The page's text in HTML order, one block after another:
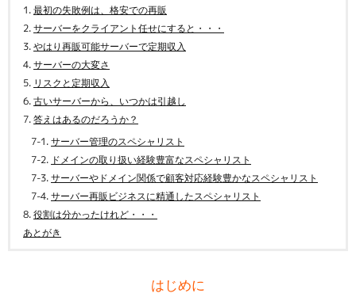
最初の失敗例は、格安での再販
サーバーをクライアント任せにすると・・・
やはり再販可能サーバーで定期収入
サーバーの大変さ
リスクと定期収入
古いサーバーから、いつかは引越し
答えはあるのだろうか？
サーバー管理のスペシャリスト
ドメインの取り扱い経験豊富なスペシャリスト
サーバーやドメイン関係で顧客対応経験豊かなスペシャリスト
サーバー再販ビジネスに精通したスペシャリスト
役割は分かったけれど・・・
あとがき
はじめに